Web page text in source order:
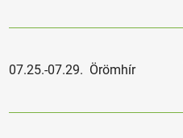
07.25.-07.29. Örömhír